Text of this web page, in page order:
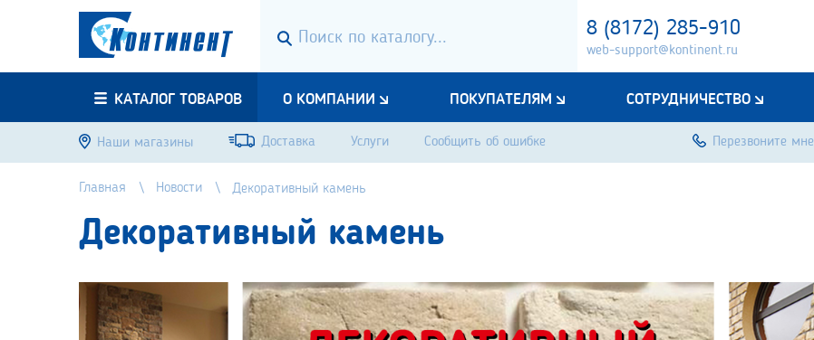
8 (8172) 285-910
web-support@kontinent.ru
КАТАЛОГ ТОВАРОВ О КОМПАНИИ ПОКУПАТЕЛЯМ СОТРУДНИЧЕСТВО
Наши магазины Доставка Услуги Сообщить об ошибке Перезвоните мне
Главная Новости Декоративный камень
Декоративный камень